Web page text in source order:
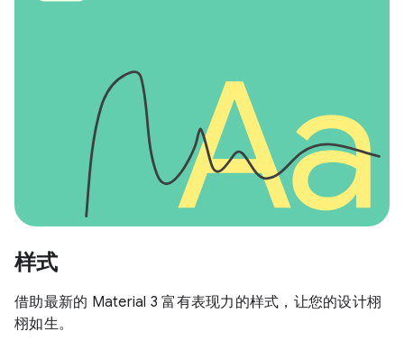
样式
借助最新的 Material 3 富有表现力的样式，让您的设计栩
栩如生。